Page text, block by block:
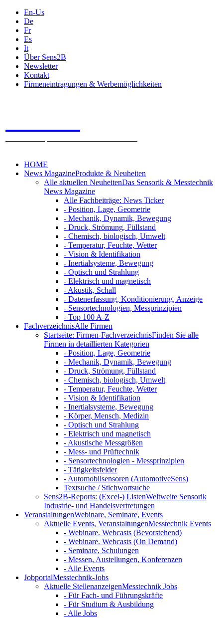
En-Us
De
Fr
Es
It
Über Sens2B
Newsletter
Kontakt
Firmeneintragungen & Werbemöglichkeiten
HOME
News MagazineProdukte & Neuheiten
Alle aktuellen NeuheitenDas Sensorik & Messtechnik
News Magazine
Alle Fachbeiträge: News Ticker
- Position, Lage, Geometrie
- Mechanik, Dynamik, Bewegung
- Druck, Strömung, Füllstand
- Chemisch, biologisch, Umwelt
- Temperatur, Feuchte, Wetter
- Vision & Identifikation
- Inertialsysteme, Bewegung
- Optisch und Strahlung
- Elektrisch und magnetisch
- Akustik, Schall
- Datenerfassung, Konditionierung, Anzeige
- Sensortechnologien, Messprinzipien
- Top 100 A-Z
FachverzeichnisAlle Firmen
Startseite: Firmen-FachverzeichnisFinden Sie alle
Firmen in detaillierten Kategorien
- Position, Lage, Geometrie
- Mechanik, Dynamik, Bewegung
- Druck, Strömung, Füllstand
- Chemisch, biologisch, Umwelt
- Temperatur, Feuchte, Wetter
- Vision & Identifikation
- Inertialsysteme, Bewegung
- Körper, Mensch, Medizin
- Optisch und Strahlung
- Elektrisch und magnetisch
- Akustische Messgrößen
- Mess- und Prüftechnik
- Sensortechnologien - Messprinzipien
- Tätigkeitsfelder
- Automobilsensoren (AutomotiveSens)
Textsuche / Stichwortsuche
Sens2B-Reports: (Excel-) ListenWeltweite Sensorik
Industrie- und Handelsvertretungen
VeranstaltungenWebinare, Seminare, Events
Aktuelle Events, VeranstaltungenMesstechnik Events
- Webinare. Webcasts (Bevorstehend)
- Webinare. Webcasts (On Demand)
- Seminare, Schulungen
- Messen, Austellungen, Konferenzen
- Alle Events
JobportalMesstechnik-Jobs
Aktuelle StellenanzeigenMesstechnik Jobs
- Für Fach- und Führungskräfte
- Für Studium & Ausbildung
- Alle Jobs